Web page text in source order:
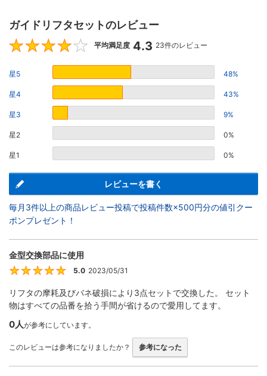
ガイドリフタセットのレビュー
4.3
平均満足度 4.3 23件のレビュー
星5 48%
星4 43%
星3 9%
星2 0%
星1 0%
レビューを書く
毎月3件以上の商品レビュー投稿で投稿件数×500円分の値引クー
ポンプレゼント！
金型交換部品に使用
5
5.0 2023/05/31
リフタの摩耗及びバネ破損により3点セットで交換した。 セット
物はすべての品番を拾う手間が省けるので愛用してます。
0人が参考にしています。
このレビューは参考になりましたか？ 参考になった